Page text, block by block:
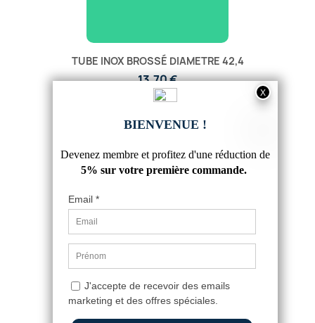
TUBE INOX BROSSÉ DIAMETRE 42,4
13,70 €